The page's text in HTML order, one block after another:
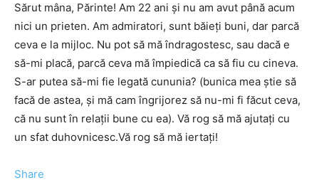
Sărut mâna, Părinte! Am 22 ani şi nu am avut până acum
nici un prieten. Am admiratori, sunt băieţi buni, dar parcă
ceva e la mijloc. Nu pot să mă îndragostesc, sau dacă e
să-mi placă, parcă ceva mă împiedică ca să fiu cu cineva.
S-ar putea să-mi fie legată cununia? (bunica mea ştie să
facă de astea, şi mă cam îngrijorez să nu-mi fi făcut ceva,
că nu sunt în relaţii bune cu ea). Vă rog să mă ajutaţi cu
un sfat duhovnicesc.Vă rog să mă iertaţi!
Share